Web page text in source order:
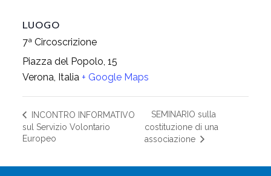
LUOGO
7ª Circoscrizione
Piazza del Popolo, 15
Verona, Italia + Google Maps
INCONTRO INFORMATIVO
sul Servizio Volontario
Europeo
SEMINARIO sulla
costituzione di una
associazione